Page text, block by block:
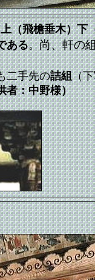
上（飛檐垂木）下
ある。尚、軒の
二手先の詰組（
者：中野様）